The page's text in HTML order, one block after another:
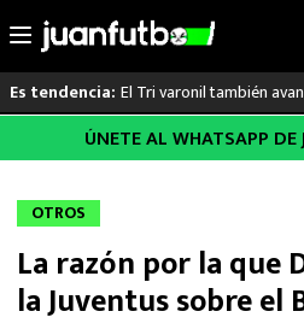
al
Es tendencia: El Tri varonil también
LO ÚLTIMO
LIGA MX
RAYADOS
ÚNETE AL WHATSAPP
OTROS
La razón por la que
la Juventus sobre el